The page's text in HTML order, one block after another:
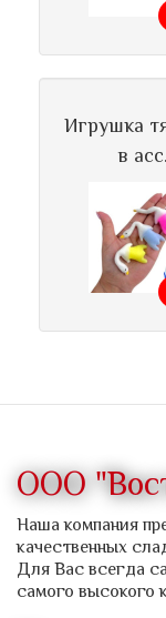
Игрушка
в асс.
ООО
Наша компания
качественных
Для Вас всегда
самого высокого